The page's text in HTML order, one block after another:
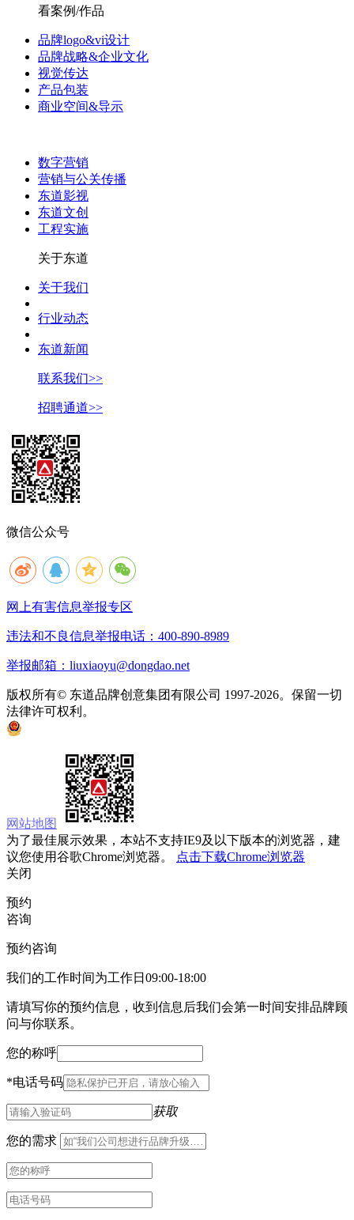
看案例/作品
品牌logo&vi设计
品牌战略&企业文化
视觉传达
产品包装
商业空间&导示
数字营销
营销与公关传播
东道影视
东道文创
工程实施
关于东道
关于我们
行业动态
东道新闻
联系我们>>
招聘通道>>
微信公众号
网上有害信息举报专区
违法和不良信息举报电话：400-890-8989
举报邮箱：liuxiaoyu@dongdao.net
版权所有© 东道品牌创意集团有限公司 1997-2026。保留一切
法律许可权利。
网站地图
为了最佳展示效果，本站不支持IE9及以下版本的浏览器，建
议您使用谷歌Chrome浏览器。
点击下载Chrome浏览器
关闭
预约
咨询
预约咨询
我们的工作时间为工作日09:00-18:00
请填写你的预约信息，收到信息后我们会第一时间安排品牌顾
问与你联系。
您的称呼
*电话号码
获取
您的需求